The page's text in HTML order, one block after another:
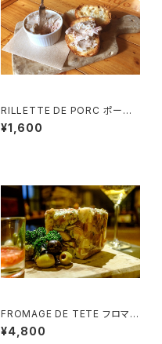
RILLETTE DE PORC ポーク
リエット (1~2様用）ココット器付
¥1,600
FROMAGE DE TETE フロマー
ジュ・ド・テット（豚肉のゼリー寄
せ） (3~4様用）
¥4,800